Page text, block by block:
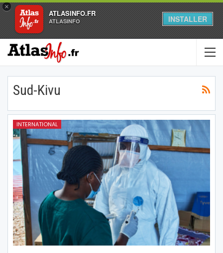
×
ATLASINFO.FR
ATLASINFO INSTALLER
Sud-Kivu
INTERNATIONAL